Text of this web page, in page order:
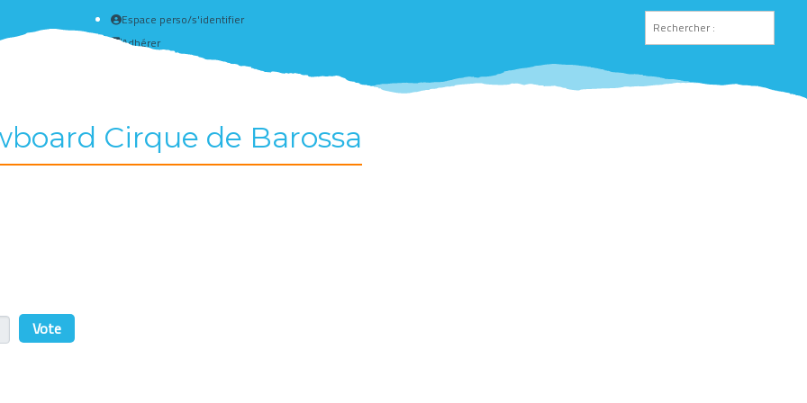
Espace perso/s'identifier
Adhérer
Créer un compte
Cirque de Barossa